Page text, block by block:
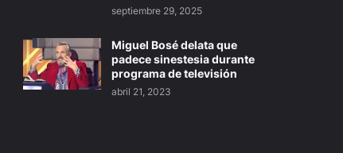
septiembre 29, 2025
Miguel Bosé delata que
padece sinestesia durante
programa de televisión
abril 21, 2023